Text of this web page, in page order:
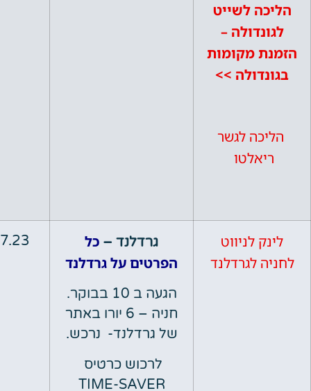
לשייט
–
מקומות
>>
לגשר
גרדלנד –כל
הפרטים על גרדלנד
הגעה ב 10 בבוקר.
חניה – 6 יורו באתר
של גרדלנד- נרכש.
לרכוש כרטיס
TIME-SAVER
06.07.23